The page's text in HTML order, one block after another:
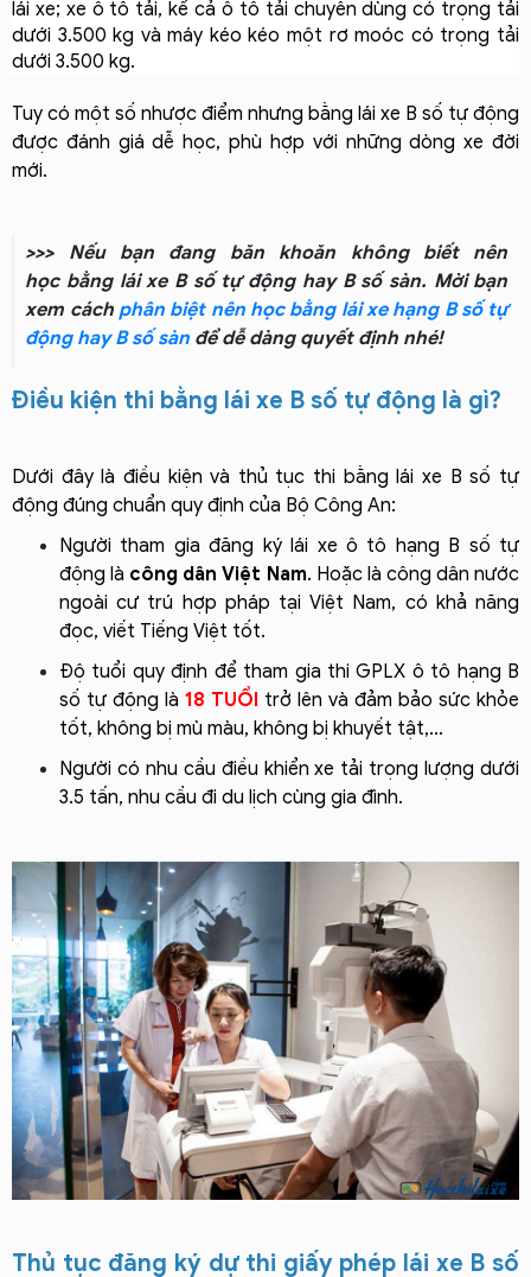
lái xe; xe ô tô tải, kể cả ô tô tải chuyên dùng có trọng tải
dưới 3.500 kg và máy kéo kéo một rơ moóc có trọng tải
dưới 3.500 kg.
Tuy có một số nhược điểm nhưng bằng lái xe B số tự động
được đánh giá dễ học, phù hợp với những dòng xe đời
mới.
>>> Nếu bạn đang băn khoăn không biết nên
học bằng lái xe B số tự động hay B số sàn. Mời bạn
xem cách phân biệt nên học bằng lái xe hạng B số tự
động hay B số sàn để dễ dàng quyết định nhé!
Điều kiện thi bằng lái xe B số tự động là gì?
Dưới đây là điều kiện và thủ tục thi bằng lái xe B số tự
động đúng chuẩn quy định của Bộ Công An:
Người tham gia đăng ký lái xe ô tô hạng B số tự
động là công dân Việt Nam. Hoặc là công dân nước
ngoài cư trú hợp pháp tại Việt Nam, có khả năng
đọc, viết Tiếng Việt tốt.
Độ tuổi quy định để tham gia thi GPLX ô tô hạng B
số tự động là 18 TUỔI trở lên và đảm bảo sức khỏe
tốt, không bị mù màu, không bị khuyết tật,...
Người có nhu cầu điều khiển xe tải trọng lượng dưới
3.5 tấn, nhu cầu đi du lịch cùng gia đình.
Thủ tục đăng ký dự thi giấy phép lái xe B số